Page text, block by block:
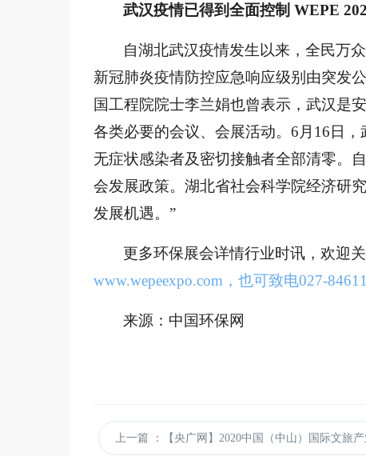
武汉疫情已得到全面控制 WEPE
自湖北武汉疫情发生以来，全民万
新冠肺炎疫情防控应急响应级别由突发
国工程院院士李兰娟也曾表示，武汉是
各类必要的会议、会展活动。 6月16日，
无症状感染者及密切接触者全部清零。
会发展政策。湖北省社会科学院经济研
发展机遇。”
更多环保展会详情行业时讯，欢迎
www.wepeexpo.com，也可致电027-
来源：中国环保网
上一篇 ：【央广网】2020中国（中山）国际文旅产业博览会启动：“游乐+文旅”，打造产业